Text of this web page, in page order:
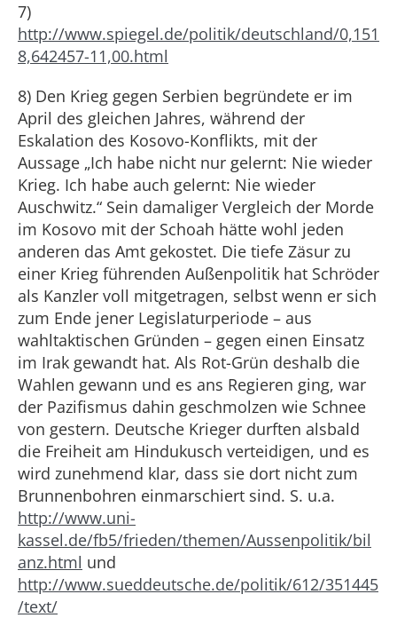
7)
http://www.spiegel.de/politik/deutschland/0,151
8,642457-11,00.html
8) Den Krieg gegen Serbien begründete er im
April des gleichen Jahres, während der
Eskalation des Kosovo-Konflikts, mit der
Aussage „Ich habe nicht nur gelernt: Nie wieder
Krieg. Ich habe auch gelernt: Nie wieder
Auschwitz.“ Sein damaliger Vergleich der Morde
im Kosovo mit der Schoah hätte wohl jeden
anderen das Amt gekostet. Die tiefe Zäsur zu
einer Krieg führenden Außenpolitik hat Schröder
als Kanzler voll mitgetragen, selbst wenn er sich
zum Ende jener Legislaturperiode – aus
wahltaktischen Gründen – gegen einen Einsatz
im Irak gewandt hat. Als Rot-Grün deshalb die
Wahlen gewann und es ans Regieren ging, war
der Pazifismus dahin geschmolzen wie Schnee
von gestern. Deutsche Krieger durften alsbald
die Freiheit am Hindukusch verteidigen, und es
wird zunehmend klar, dass sie dort nicht zum
Brunnenbohren einmarschiert sind. S. u.a.
http://www.uni-
kassel.de/fb5/frieden/themen/Aussenpolitik/bil
anz.html und
http://www.sueddeutsche.de/politik/612/351445
/text/